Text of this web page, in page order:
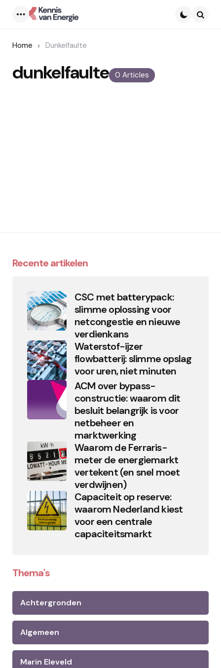
Home Dunkelfaulte
0 Articles
dunkelfaulte
Recente artikelen
CSC met batterypack:
slimme oplossing voor
netcongestie en nieuwe
verdienkans
Waterstof-ijzer
flowbatterij: slimme opslag
voor uren, niet minuten
ACM over bypass-
constructie: waarom dit
besluit belangrijk is voor
netbeheer en
marktwerking
Waarom de Ferraris-
meter de energiemarkt
vertekent (en snel moet
verdwijnen)
Capaciteit op reserve:
waarom Nederland kiest
voor een centrale
capaciteitsmarkt
Thema's
Achtergronden
Algemeen
Marin Eleveld